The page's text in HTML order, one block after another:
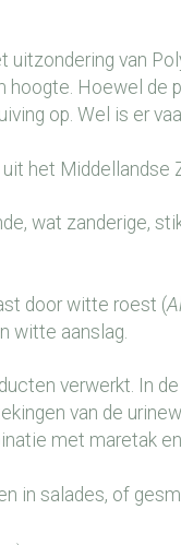
van
hoogte. Hoewel de
op. Wel is er
het Middellandse
wat zanderige,
door witte roest (
witte aanslag.
verwerkt. In
van de
met maretak
in salades, of